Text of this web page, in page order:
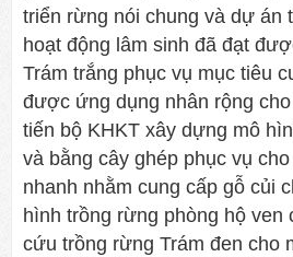
triển rừng nói chung và dự án
hoạt động lâm sinh đã đạt
Trám trắng phục vụ mục tiêu
được ứng dụng nhân rộng
tiến bộ KHKT xây dựng mô
và bằng cây ghép phục vụ
nhanh nhằm cung cấp gỗ củi
hình trồng rừng phòng hộ
cứu trồng rừng Trám đen cho